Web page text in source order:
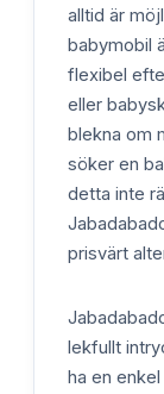
alltid är
babymobil
flexibel
eller
blekna om
söker en
detta inte
prisvärt
lekfullt
ha en